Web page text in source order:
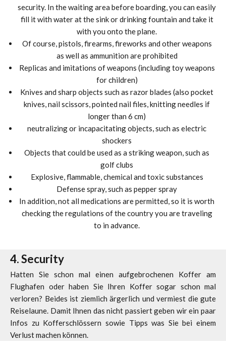
security. In the waiting area before boarding, you can easily
fill it with water at the sink or drinking fountain and take it
with you onto the plane.
Of course, pistols, firearms, fireworks and other weapons
as well as ammunition are prohibited
Replicas and imitations of weapons (including toy weapons
for children)
Knives and sharp objects such as razor blades (also pocket
knives, nail scissors, pointed nail files, knitting needles if
longer than 6 cm)
neutralizing or incapacitating objects, such as electric
shockers
Objects that could be used as a striking weapon, such as
golf clubs
Explosive, flammable, chemical and toxic substances
Defense spray, such as pepper spray
In addition, not all medications are permitted, so it is worth
checking the regulations of the country you are traveling
to in advance.
4. Security
Hatten Sie schon mal einen aufgebrochenen Koffer am
Flughafen oder haben Sie Ihren Koffer sogar schon mal
verloren? Beides ist ziemlich ärgerlich und vermiest die gute
Reiselaune. Damit Ihnen das nicht passiert geben wir ein paar
Infos zu Kofferschlössern sowie Tipps was Sie bei einem
Verlust machen können.